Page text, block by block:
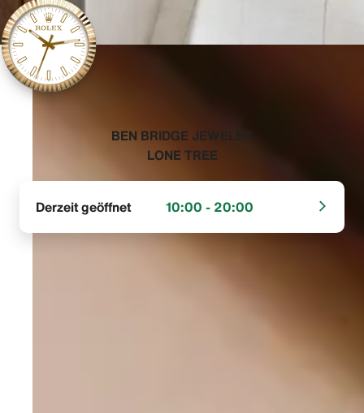
‭BEN BRIDGE JEWELER
LONE TREE‬
Derzeit geöffnet 10:00 - 20:00